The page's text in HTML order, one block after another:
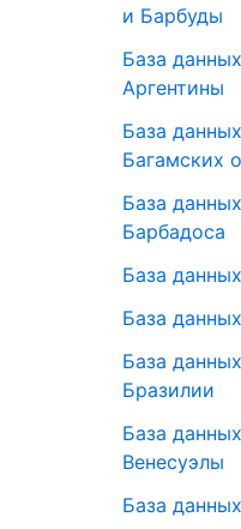
и Барбуды
База
Аргентины
База
Багамских
База
Барбадоса
База
База
База
Бразилии
База
Венесуэлы
База